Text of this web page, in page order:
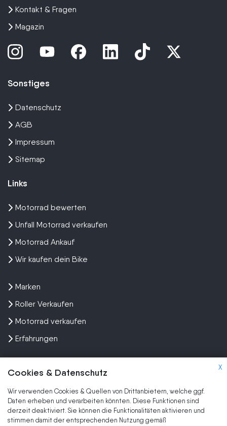
X
Cookies & Datenschutz
Wir verwenden Cookies & Quellen von Drittanbietern, welche ggf.
Daten erheben und verarbeiten könnten. Diese Funktionen sind
derzeit deaktiviert. Sie können die Funktionalitäten aktivieren und
stimmen damit der entsprechenden Nutzung gemäß
Kontakt & Fragen
Magazin
Sonstiges
Datenschutz
AGB
Impressum
Sitemap
Links
Motorrad bewerten
Unfall Motorrad verkaufen
Motorrad Ankauf
Wir kaufen dein Bike
Marken
Roller Verkaufen
Motorrad verkaufen
Erfahrungen
SEHR GUT
Kundenbewertungen und Erfahrungen zu
Wir kaufen dein Motorrad